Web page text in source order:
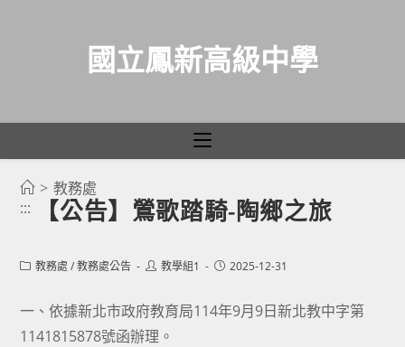
國立鳳新高級中學
> 教務處
:::
【公告】鶯歌踏騎-陶鄉之旅
Post教務處 / 教務處公告
Post教學組1
Post2025-12-31
一、依據新北市政府教育局114年9月9日新北教中字第
1141815878號函辦理。